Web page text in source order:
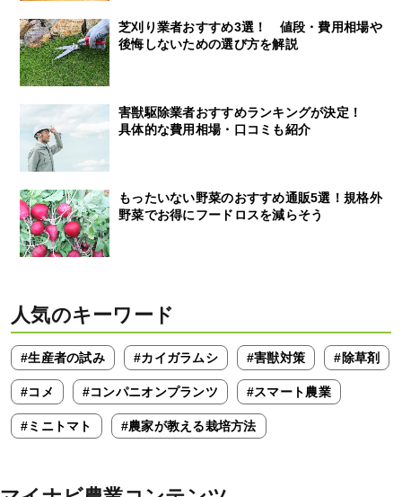
芝刈り業者おすすめ3選！ 値段・費用相場や
後悔しないための選び方を解説
害獣駆除業者おすすめランキングが決定！
具体的な費用相場・口コミも紹介
もったいない野菜のおすすめ通販5選！規格外
野菜でお得にフードロスを減らそう
人気のキーワード
#生産者の試み #カイガラムシ #害獣対策 #除草剤
#コメ #コンパニオンプランツ #スマート農業
#ミニトマト #農家が教える栽培方法